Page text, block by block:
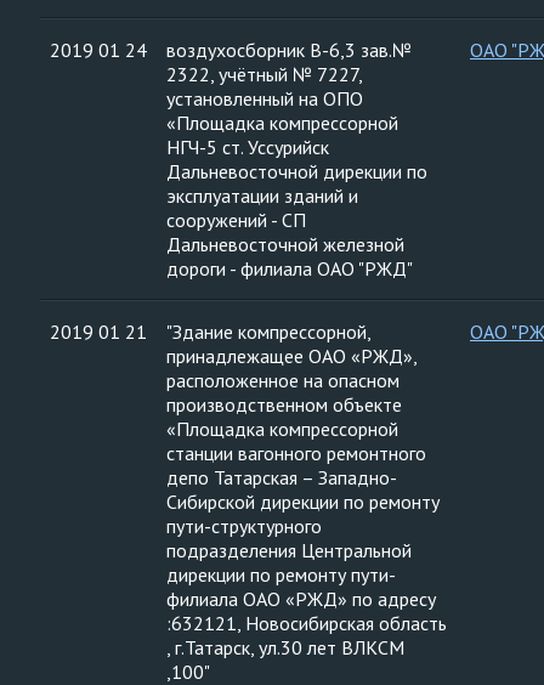
2019 01 24
воздухосборник В-6,3 зав.№
2322, учётный № 7227,
установленный на ОПО
«Площадка компрессорной
НГЧ-5 ст. Уссурийск
Дальневосточной дирекции по
эксплуатации зданий и
сооружений - СП
Дальневосточной железной
дороги - филиала ОАО "РЖД"
ОАО
2019 01 21
"Здание компрессорной,
принадлежащее ОАО «РЖД»,
расположенное на опасном
производственном объекте
«Площадка компрессорной
станции вагонного ремонтного
депо Татарская – Западно-
Сибирской дирекции по ремонту
пути-структурного
подразделения Центральной
дирекции по ремонту пути-
филиала ОАО «РЖД» по адресу
:632121, Новосибирская область
, г.Татарск, ул.30 лет ВЛКСМ
,100"
ОАО